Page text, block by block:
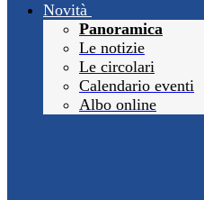
Novità
Panoramica
Le notizie
Le circolari
Calendario eventi
Albo online